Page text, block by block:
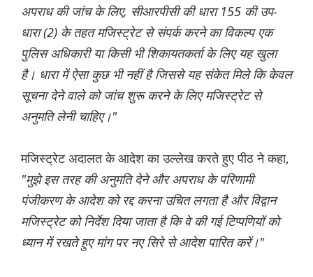
अपराध की जांच के लिए, सीआरपीसी की धारा 155 की उप-
धारा (2) के तहत मजिस्ट्रेट से संपर्क करने का विकल्‍प एक
पुलिस अधिकारी या किसी भी शिकायतकर्ता के लिए यह खुला
है। धारा में ऐसा कुछ भी नहीं है जिससे यह संकेत मिले कि केवल
सूचना देने वाले को जांच शुरू करने के लिए मजिस्ट्रेट से
अनुमति लेनी चाहिए।"
मजिस्ट्रेट अदालत के आदेश का उल्लेख करते हुए पीठ ने कहा,
"मुझे इस तरह की अनुमति देने और अपराध के परिणामी
पंजीकरण के आदेश को रद्द करना उचित लगता है और विद्वान
मजिस्ट्रेट को निर्देश दिया जाता है कि वे की गई टिप्पणियों को
ध्यान में रखते हुए मांग पर नए सिरे से आदेश पारित करें।"